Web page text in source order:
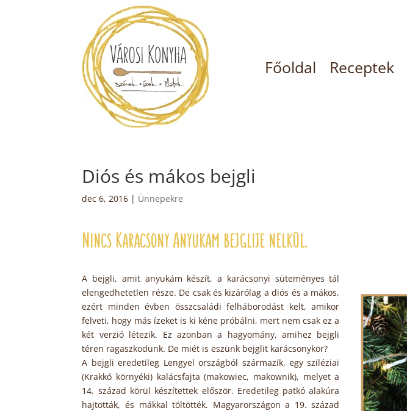
Főoldal Receptek
Diós és mákos bejgli
dec 6, 2016 | Ünnepekre
Nincs Karácsony Anyukám bejglije nélkül.
A bejgli, amit anyukám készít, a karácsonyi süteményes tál
elengedhetetlen része. De csak és kizárólag a diós és a mákos,
ezért minden évben összcsaládi felháborodást kelt, amikor
felveti, hogy más ízeket is ki kéne próbálni, mert nem csak ez a
két verzió létezik. Ez azonban a hagyomány, amihez bejgli
téren ragaszkodunk. De miét is eszünk bejglit karácsonykor?
A bejgli eredetileg Lengyel országból származik, egy sziléziai
(Krakkó környéki) kalácsfajta (makowiec, makownik), melyet a
14. század körül készítettek először. Eredetileg patkó alakúra
hajtották, és mákkal töltötték. Magyarországon a 19. század